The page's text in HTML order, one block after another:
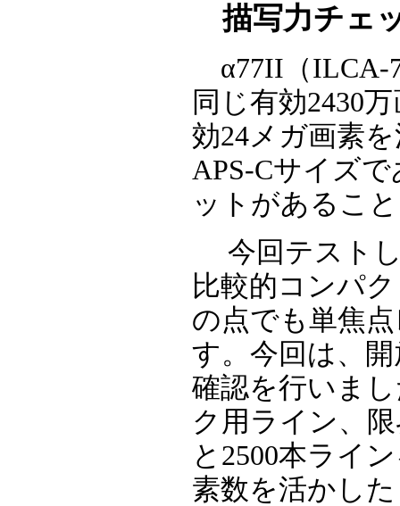
描写力チェ
α77II（ILCA-
同じ有効2430
効24メガ画素
APS-Cサイズ
ットがあるこ
今回テストし
比較的コンパ
の点でも単焦
す。今回は、
確認を行いま
ク用ライン、
と2500本ライ
素数を活かし